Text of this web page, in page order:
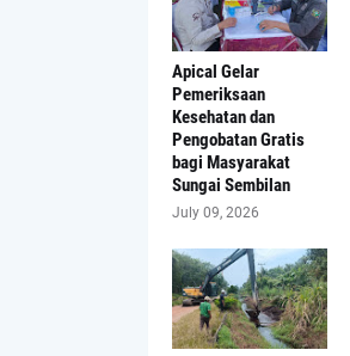
Apical Gelar
Pemeriksaan
Kesehatan dan
Pengobatan Gratis
bagi Masyarakat
Sungai Sembilan
July 09, 2026